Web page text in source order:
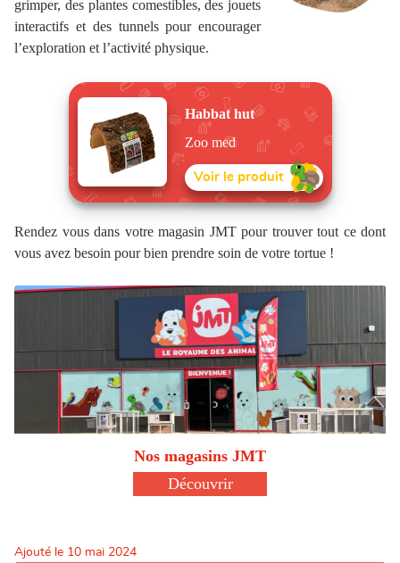
grimper, des plantes comestibles, des jouets
interactifs et des tunnels pour encourager
l’exploration et l’activité physique.
Habbat hut
Zoo med
Voir le produit
Rendez vous dans votre magasin JMT pour trouver tout ce dont
vous avez besoin pour bien prendre soin de votre tortue !
Nos magasins JMT
Découvrir
Ajouté le 10 mai 2024